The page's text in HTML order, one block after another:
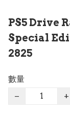
PS5 Drive
Special
2825
數量
−
+